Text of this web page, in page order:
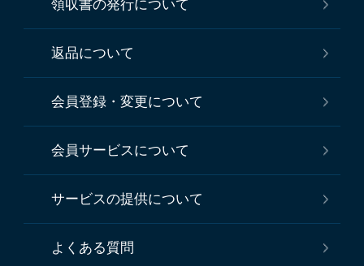
領収書の発行について
返品について
会員登録・変更について
会員サービスについて
サービスの提供について
よくある質問